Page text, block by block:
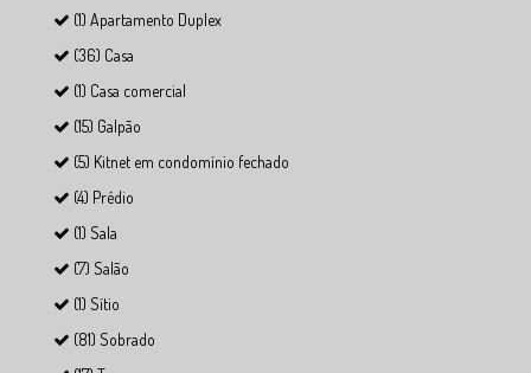
(1) Apartamento Duplex
(36) Casa
(1) Casa comercial
(15) Galpão
(5) Kitnet em condomínio fechado
(4) Prédio
(1) Sala
(7) Salão
(1) Sítio
(81) Sobrado